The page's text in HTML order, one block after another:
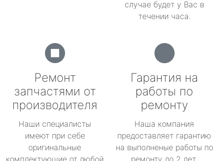
случае будет у Вас в
течении часа.
Ремонт
запчастями от
производителя
Наши специалисты
имеют при себе
оригинальные
комплектующие от любой
Гарантия на
работы по
ремонту
Наша компания
предоставляет гарантию
на выполненые работы по
ремонту до 2 лет.